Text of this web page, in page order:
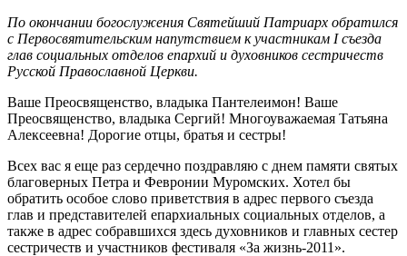
По окончании богослужения Святейший Патриарх обратился
с Первосвятительским напутствием к участникам I съезда
глав социальных отделов епархий и духовников сестричеств
Русской Православной Церкви.
Ваше Преосвященство, владыка Пантелеимон! Ваше
Преосвященство, владыка Сергий! Многоуважаемая Татьяна
Алексеевна! Дорогие отцы, братья и сестры!
Всех вас я еще раз сердечно поздравляю с днем памяти святых
благоверных Петра и Февронии Муромских. Хотел бы
обратить особое слово приветствия в адрес первого съезда
глав и представителей епархиальных социальных отделов, а
также в адрес собравшихся здесь духовников и главных сестер
сестричеств и участников фестиваля «За жизнь-2011».